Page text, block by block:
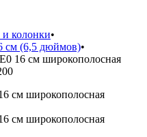
колонки•
см (6,5 дюймов)•
16 см широкополосная